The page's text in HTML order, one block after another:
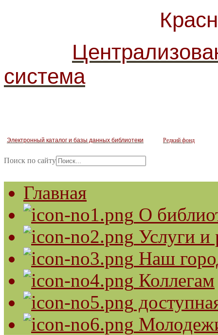
система
Электронный каталог и базы данных библиотеки Редкий фонд
Поиск по сайту
Главная
О
Услуги и
Наш
Коллегам